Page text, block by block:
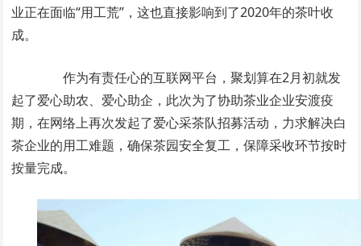
业正在面临“用工荒”，这也直接影响到了2020年的茶叶收
成。
作为有责任心的互联网平台，聚划算在2月初就发
起了爱心助农、爱心助企，此次为了协助茶业企业安渡疫
期，在网络上再次发起了爱心采茶队招募活动，力求解决白
茶企业的用工难题，确保茶园安全复工，保障采收环节按时
按量完成。